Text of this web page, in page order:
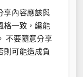
享內容應該與
格一致，纔能
不要隨意分享
則可能造成負